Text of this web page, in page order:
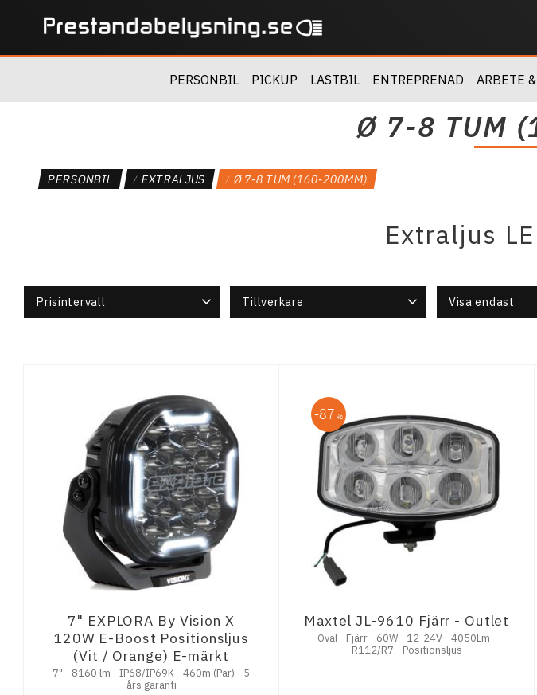
PERSONBIL PICKUP LASTBIL ENTREPRENAD ARBETE
Ø 7-8 TUM
PERSONBIL EXTRALJUS Ø 7-8 TUM (160-200MM)
Extraljus
Prisintervall Tillverkare Visa endast
7" EXPLORA By Vision X
120W E-Boost Positionsljus
(Vit / Orange) E-märkt
7" - 8160 lm - IP68/IP69K - 460m (Par) - 5
års garanti
Maxtel JL-9610 Fjärr - Outlet
Oval - Fjärr - 60W - 12-24V - 4050Lm -
R112/R7 - Positionsljus
87 %